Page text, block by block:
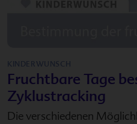
KINDERWUNSCH
Fruchtbare Tage
Zyklustracking
Die verschiedenen